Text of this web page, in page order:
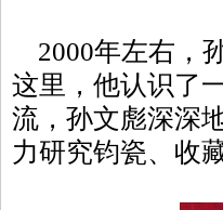
2000年左右，
这里，他认识了
流，孙文彪深深
力研究钧瓷、收